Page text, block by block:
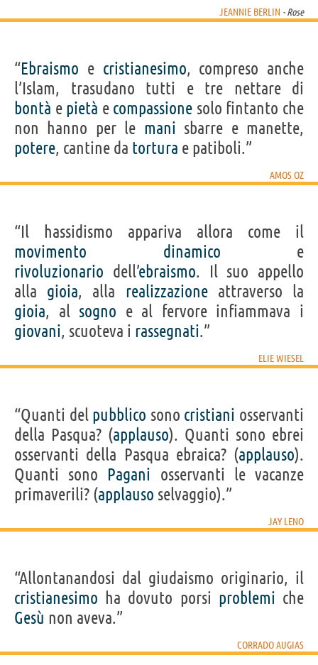
JEANNIE BERLIN - Rose
“Ebraismo e cristianesimo, compreso anche
l’Islam, trasudano tutti e tre nettare di
bontà e pietà e compassione solo fintanto che
non hanno per le mani sbarre e manette,
potere, cantine da tortura e patiboli.”
AMOS OZ
“Il hassidismo appariva allora come il
movimento
dinamico e
rivoluzionario dell’ebraismo. Il suo appello
alla gioia, alla realizzazioneattraverso la
gioia, al sogno e al fervore infiammava i
giovani, scuoteva i rassegnati.”
ELIE WIESEL
“Quanti del pubblico sono cristiani osservanti
della Pasqua? (applauso). Quanti sono ebrei
osservanti della Pasqua ebraica? (applauso).
Quanti sono Pagani osservanti le vacanze
primaverili? (applauso selvaggio).”
JAY LENO
“Allontanandosi dal giudaismo originario, il
cristianesimo ha dovuto porsi problemi che
Gesù non aveva.”
CORRADO AUGIAS